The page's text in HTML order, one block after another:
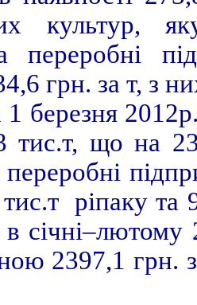
культур,
переробні
грн. за т, з
березня
тис.т, що на
переробні
ріпаку та
2397,1 грн.